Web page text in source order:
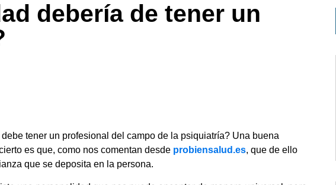
debería de tener un
tener un profesional del campo de la psiquiatría? Una buena
es que, como nos comentan desde probiensalud.es, que de ello
que se deposita en la persona.